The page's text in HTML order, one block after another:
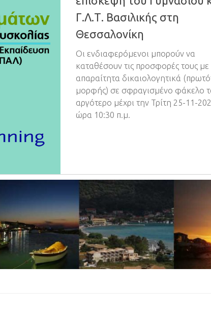
Γ.Λ.Τ. Βασιλικής στη
Θεσσαλονίκη
Οι ενδιαφερόμενοι μπορούν να
καταθέσουν τις προσφορές τους με
απαραίτητα δικαιολογητικά
μορφής) σε σφραγισμένο φάκελο
αργότερο μέχρι την Τρίτη 25-11-
ώρα 10:30 π.μ.